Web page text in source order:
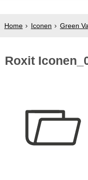
Home Iconen Green
Roxit